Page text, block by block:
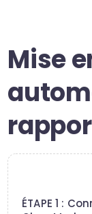
Mise
ÉTAPE 1 :